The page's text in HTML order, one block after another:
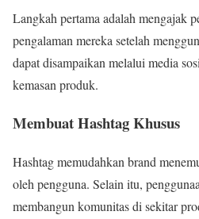
Langkah pertama adalah mengajak
pengalaman mereka setelah
dapat disampaikan melalui media
kemasan produk.
Membuat Hashtag Khusus
Hashtag memudahkan brand
oleh pengguna. Selain itu,
membangun komunitas di sekitar